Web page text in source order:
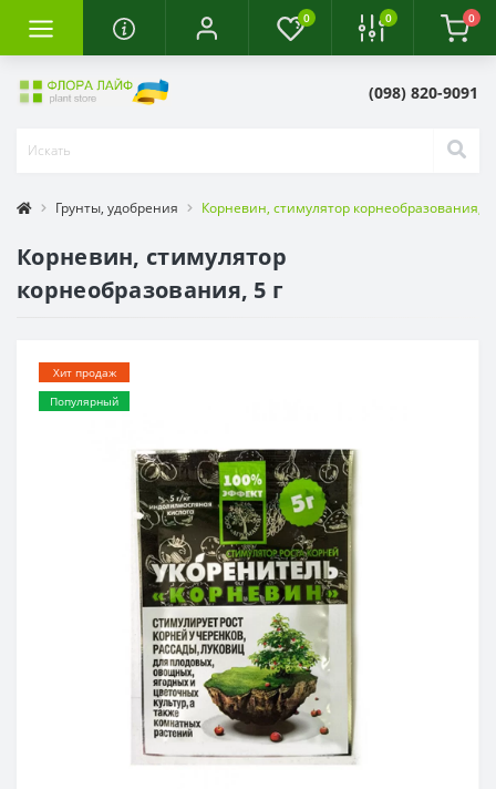
0 0 0
(098) 820-9091
Грунты, удобрения Корневин, стимулятор корнеобразования, 5
Корневин, стимулятор
корнеобразования, 5 г
Хит продаж
Популярный